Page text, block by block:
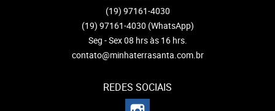
(19) 97161-4030
(19) 97161-4030 (WhatsApp)
Seg - Sex 08 hrs às 16 hrs.
contato@minhaterrasanta.com.br
REDES SOCIAIS